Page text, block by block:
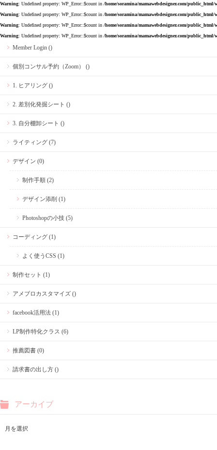
Warning: Undefined property: WP_Error::$count in /home/soramina/mamawebdesigner.com/
Warning: Undefined property: WP_Error::$count in /home/soramina/mamawebdesigner.com/
Warning: Undefined property: WP_Error::$count in /home/soramina/mamawebdesigner.com/
Warning: Undefined property: WP_Error::$count in /home/soramina/mamawebdesigner.com/
Member Login ()
個別コンサル予約（Zoom） ()
1. ヒアリング ()
2. 差別化発掘シート ()
3. 自分棚卸シート ()
ライティング (7)
デザイン (0)
制作手順 (2)
デザイン添削 (1)
Photoshopの小技 (5)
コーディング (1)
よく使うCSS (1)
制作セット (1)
アメブロカスタマイズ ()
facebook活用法 (1)
LP制作特化クラス (6)
推薦図書 (0)
請求書の出し方 ()
アーカイブ